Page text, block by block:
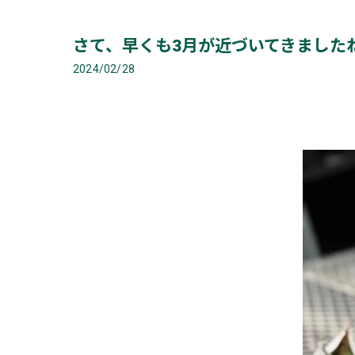
さて、早くも3月が近づいてきました
2024/02/28